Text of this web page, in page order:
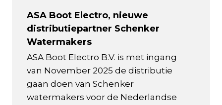
ASA Boot Electro, nieuwe
distributiepartner Schenker
Watermakers
ASA Boot Electro B.V. is met ingang
van November 2025 de distributie
gaan doen van Schenker
watermakers voor de Nederlandse